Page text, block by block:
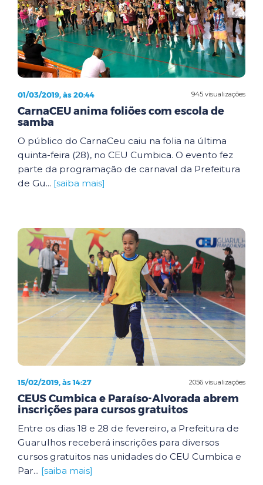
945 visualizações
01/03/2019, às 20:44
CarnaCEU anima foliões com escola de
samba
O público do CarnaCeu caiu na folia na última
quinta-feira (28), no CEU Cumbica. O evento fez
parte da programação de carnaval da Prefeitura
de Gu... [saiba mais]
2056 visualizações
15/02/2019, às 14:27
CEUS Cumbica e Paraíso-Alvorada abrem
inscrições para cursos gratuitos
Entre os dias 18 e 28 de fevereiro, a Prefeitura de
Guarulhos receberá inscrições para diversos
cursos gratuitos nas unidades do CEU Cumbica e
Par... [saiba mais]